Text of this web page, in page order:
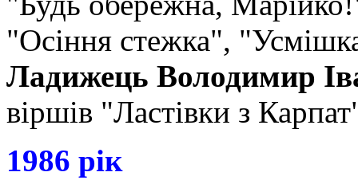
"Осіння стежка",
Ладижець Володимир
віршів "Ластівки з
1986 рік